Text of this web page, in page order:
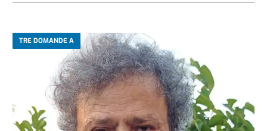
TRE DOMANDE A